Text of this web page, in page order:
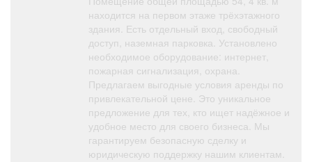
находится на первом этаже трёхэтажного
здания. Есть отдельный вход, свободный
доступ, наземная парковка. Установлено
необходимое оборудование: интернет,
пожарная сигнализация, охрана.
Предлагаем выгодные условия аренды по
привлекательной цене. Это уникальное
предложение для тех, кто ищет надёжное и
удобное место для своего бизнеса. Мы
гарантируем безопасную сделку и
юридическую поддержку нашим клиентам.